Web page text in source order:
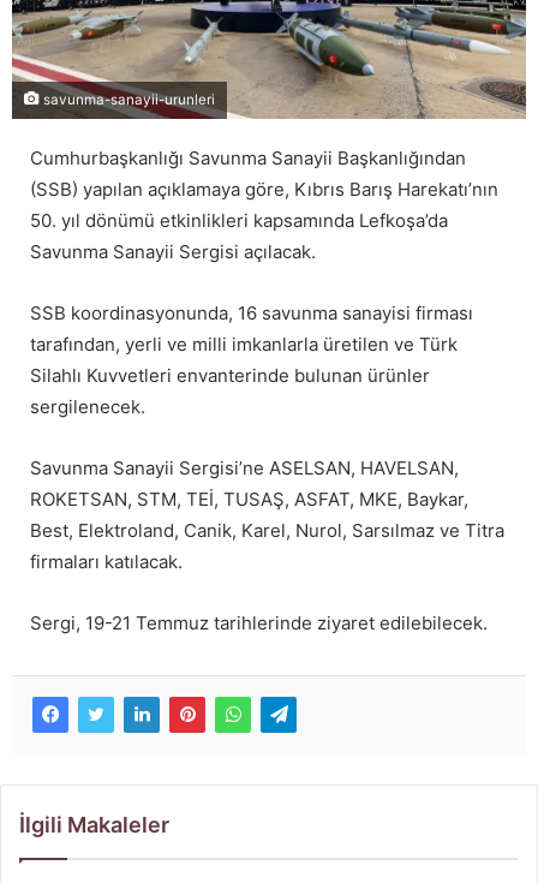
savunma-sanayii-urunleri
Cumhurbaşkanlığı Savunma Sanayii Başkanlığından
(SSB) yapılan açıklamaya göre, Kıbrıs Barış Harekatı’nın
50. yıl dönümü etkinlikleri kapsamında Lefkoşa’da
Savunma Sanayii Sergisi açılacak.
SSB koordinasyonunda, 16 savunma sanayisi firması
tarafından, yerli ve milli imkanlarla üretilen ve Türk
Silahlı Kuvvetleri envanterinde bulunan ürünler
sergilenecek.
Savunma Sanayii Sergisi’ne ASELSAN, HAVELSAN,
ROKETSAN, STM, TEİ, TUSAŞ, ASFAT, MKE, Baykar,
Best, Elektroland, Canik, Karel, Nurol, Sarsılmaz ve Titra
firmaları katılacak.
Sergi, 19-21 Temmuz tarihlerinde ziyaret edilebilecek.
İlgili Makaleler